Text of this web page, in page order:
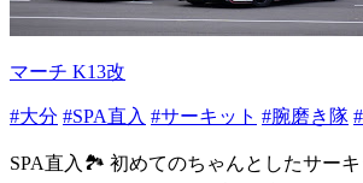
マーチ K13改
#大分 #SPA直入 #サーキット #腕磨き隊
SPA直入🏞 初めてのちゃんとしたサー